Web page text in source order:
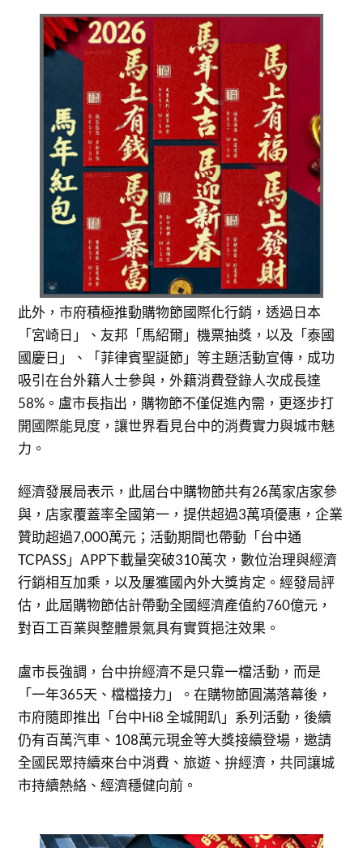
此外，市府積極推動購物節國際化行銷，透過日本
「宮崎日」、友邦「馬紹爾」機票抽獎，以及「泰國
國慶日」、「菲律賓聖誕節」等主題活動宣傳，成功
吸引在台外籍人士參與，外籍消費登錄人次成長達
58%。盧市長指出，購物節不僅促進內需，更逐步打
開國際能見度，讓世界看見台中的消費實力與城市魅
力。
經濟發展局表示，此屆台中購物節共有26萬家店家參
與，店家覆蓋率全國第一，提供超過3萬項優惠，企業
贊助超過7,000萬元；活動期間也帶動「台中通
TCPASS」APP下載量突破310萬次，數位治理與經濟
行銷相互加乘，以及屢獲國內外大獎肯定。經發局評
估，此屆購物節估計帶動全國經濟產值約760億元，
對百工百業與整體景氣具有實質挹注效果。
盧市長強調，台中拚經濟不是只靠一檔活動，而是
「一年365天、檔檔接力」。在購物節圓滿落幕後，
市府隨即推出「台中Hi8 全城開趴」系列活動，後續
仍有百萬汽車、108萬元現金等大獎接續登場，邀請
全國民眾持續來台中消費、旅遊、拚經濟，共同讓城
市持續熱絡、經濟穩健向前。